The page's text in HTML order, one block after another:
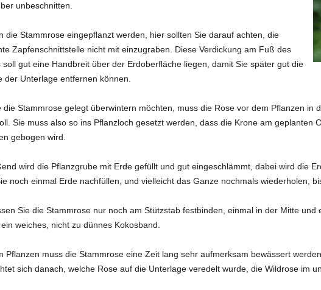
unbeschnitten.
die Stammrose eingepflanzt werden, hier sollten Sie darauf achten, die
Zapfenschnittstelle nicht mit einzugraben. Diese Verdickung am Fuß des
soll gut eine Handbreit über der Erdoberfläche liegen, damit Sie später gut die
der Unterlage entfernen können.
die Stammrose gelegt überwintern möchten, muss die Rose vor dem Pflanzen in
Sie muss also so ins Pflanzloch gesetzt werden, dass die Krone am geplanten
gebogen wird.
wird die Pflanzgrube mit Erde gefüllt und gut eingeschlämmt, dabei wird die
noch einmal Erde nachfüllen, und vielleicht das Ganze nochmals wiederholen,
Sie die Stammrose nur noch am Stützstab festbinden, einmal in der Mitte
weiches, nicht zu dünnes Kokosband.
Pflanzen muss die Stammrose eine Zeit lang sehr aufmerksam bewässert
sich danach, welche Rose auf die Unterlage veredelt wurde, die Wildrose im